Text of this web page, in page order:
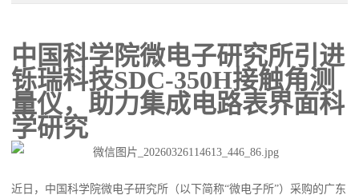
中国科学院微电子研究所引进
铄瑞科技SDC-350H接触角测
量仪，助力集成电路表界面科
学研究
近日，中国科学院微电子研究所（以下简称“微电子所”）采购的广东